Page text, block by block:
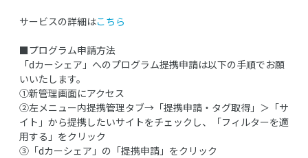
サービスの詳細はこちら
■プログラム申請方法
「dカーシェア」へのプログラム提携申請は以下の手順でお願
いいたします。
①新管理画面にアクセス
➁左メニュー内提携管理タブ→「提携申請・タグ取得」＞「サ
イト」から提携したいサイトをチェックし、「フィルターを適
用する」をクリック
③「dカーシェア」の「提携申請」をクリック